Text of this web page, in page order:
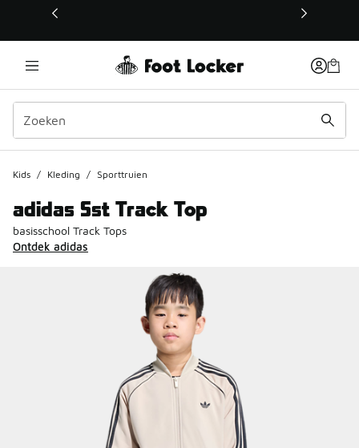
Deze link wordt geopend in een nieuw venster
Kids / Kleding / Sporttruien
adidas Sst Track Top
basisschool Track Tops
Ontdek adidas